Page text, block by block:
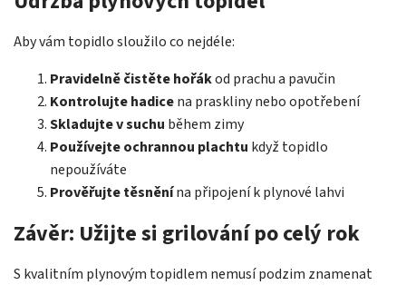
Aby vám topidlo sloužilo co nejdéle:
Pravidelně čistěte hořákod prachu a pavučin
Kontrolujte hadicena praskliny nebo opotřebení
Skladujte v suchu během zimy
Používejte ochrannou plachtu když topidlo
nepoužíváte
Prověřujte těsněnína připojení k plynové lahvi
Závěr: Užijte si grilování po celý rok
S kvalitním plynovým topidlem nemusí podzim znamenat